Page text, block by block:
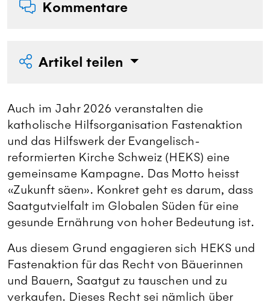
Kommentare
Artikel teilen
Auch im Jahr 2026 veranstalten die
katholische Hilfsorganisation Fastenaktion
und das Hilfswerk der Evangelisch-
reformierten Kirche Schweiz (HEKS) eine
gemeinsame Kampagne. Das Motto heisst
«Zukunft säen». Konkret geht es darum, dass
Saatgutvielfalt im Globalen Süden für eine
gesunde Ernährung von hoher Bedeutung ist.
Aus diesem Grund engagieren sich HEKS und
Fastenaktion für das Recht von Bäuerinnen
und Bauern, Saatgut zu tauschen und zu
verkaufen. Dieses Recht sei nämlich über